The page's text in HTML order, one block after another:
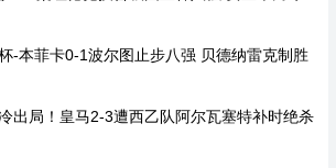
-本菲卡0-1波尔图止步八强 贝德纳雷克制胜
出局！皇马2-3遭西乙队阿尔瓦塞特补时绝杀